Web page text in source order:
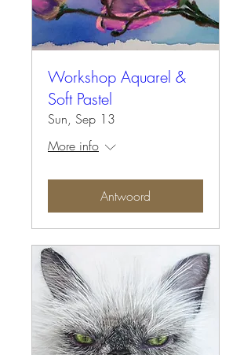
Workshop Aquarel &
Soft Pastel
Sun, Sep 13
More info
Antwoord